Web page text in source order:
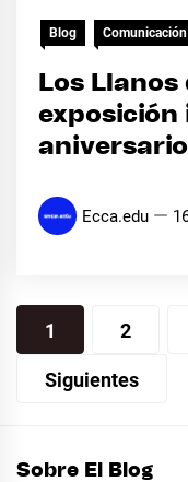
Blog Comunicación
Los
Ecca.edu
Paginación
de
entradas
1 2
Siguientes
Sobre El Blog